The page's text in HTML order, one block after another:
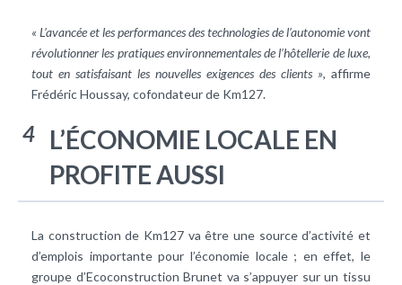
« L’avancée et les performances des technologies de l’autonomie vont
révolutionner les pratiques environnementales de l’hôtellerie de luxe,
tout en satisfaisant les nouvelles exigences des clients », affirme
Frédéric Houssay, cofondateur de Km127.
4
L’ÉCONOMIE LOCALE EN
PROFITE AUSSI
La construction de Km127 va être une source d’activité et
d’emplois importante pour l’économie locale ; en effet, le
groupe d’Ecoconstruction Brunet va s’appuyer sur un tissu